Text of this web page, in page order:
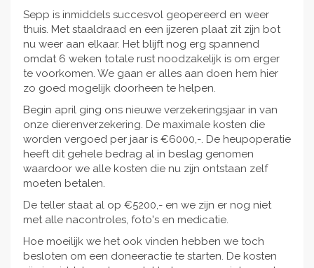
Sepp is inmiddels succesvol geopereerd en weer
thuis. Met staaldraad en een ijzeren plaat zit zijn bot
nu weer aan elkaar. Het blijft nog erg spannend
omdat 6 weken totale rust noodzakelijk is om erger
te voorkomen. We gaan er alles aan doen hem hier
zo goed mogelijk doorheen te helpen.
Begin april ging ons nieuwe verzekeringsjaar in van
onze dierenverzekering. De maximale kosten die
worden vergoed per jaar is €6000,-. De heupoperatie
heeft dit gehele bedrag al in beslag genomen
waardoor we alle kosten die nu zijn ontstaan zelf
moeten betalen.
De teller staat al op €5200,- en we zijn er nog niet
met alle nacontroles, foto's en medicatie.
Hoe moeilijk we het ook vinden hebben we toch
besloten om een doneeractie te starten. De kosten